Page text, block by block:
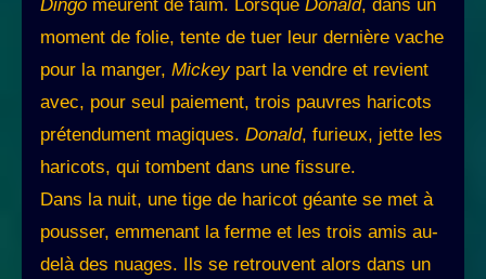
Dingo meurent de faim. Lorsque Donald, dans un
moment de folie, tente de tuer leur dernière vache
pour la manger, Mickeypart la vendre et revient
avec, pour seul paiement, trois pauvres haricots
prétendument magiques. Donald, furieux, jette les
haricots, qui tombent dans une fissure.
Dans la nuit, une tige de haricot géante se met à
pousser, emmenant la ferme et les trois amis au-
delà des nuages. Ils se retrouvent alors dans un